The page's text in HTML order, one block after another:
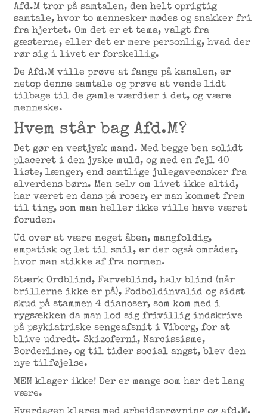
Afd.M tror på samtalen, den helt oprigtig
samtale, hvor to mennesker mødes og snakker fri
fra hjertet. Om det er et tema, valgt fra
gæsterne, eller det er mere personlig, hvad der
rør sig i livet er forskellig.
De Afd.M ville prøve at fange på kanalen, er
netop denne samtale og prøve at vende lidt
tilbage til de gamle værdier i det, og være
menneske.
Hvem står bag Afd.M?
Det gør en vestjysk mand. Med begge ben solidt
placeret i den jyske muld, og med en fejl 40
liste, længer, end samtlige julegaveønsker fra
alverdens børn. Men selv om livet ikke altid,
har været en dans på roser, er man kommet frem
til ting, som man heller ikke ville have været
foruden.
Ud over at være meget åben, mangfoldig,
empatisk og let til smil, er der også områder,
hvor man stikke af fra normen.
Stærk Ordblind, Farveblind, halv blind (når
brillerne ikke er på), Fodboldinvalid og sidst
skud på stammen 4 dianoser, som kom med i
rygsækken da man lod sig frivillig indskrive
på psykiatriske sengeafsnit i Viborg, for at
blive udredt. Skizoferni, Narcissisme,
Borderline, og til tider social angst, blev den
nye tilføjelse.
MEN klager ikke! Der er mange som har det lang
være.